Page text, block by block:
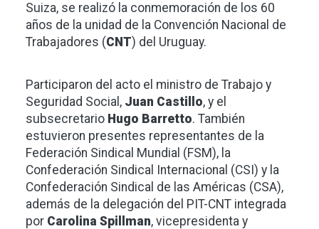
Suiza, se realizó la conmemoración de los 60
años de la unidad de la Convención Nacional de
Trabajadores (CNT) del Uruguay.
Participaron del acto el ministro de Trabajo y
Seguridad Social, Juan Castillo, y el
subsecretario Hugo Barretto. También
estuvieron presentes representantes de la
Federación Sindical Mundial (FSM), la
Confederación Sindical Internacional (CSI) y la
Confederación Sindical de las Américas (CSA),
además de la delegación del PIT-CNT integrada
por Carolina Spillman, vicepresidenta y